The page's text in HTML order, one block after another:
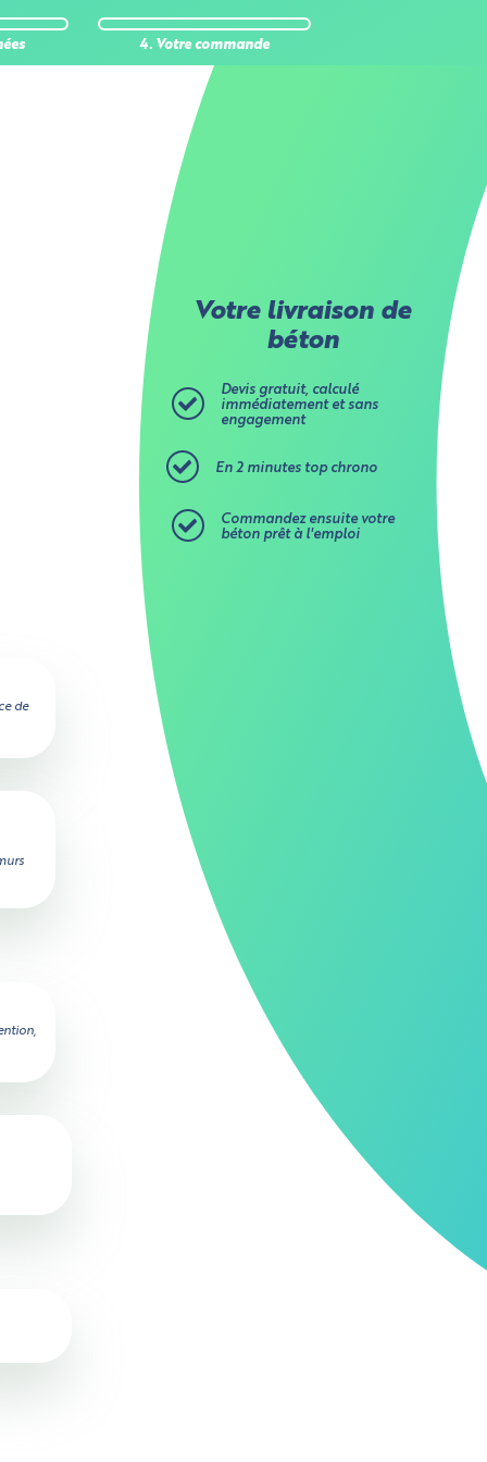
4. Votre commande
de
Votre livraison de
béton
Devis gratuit, calculé
immédiatement et sans
engagement
En 2 minutes top chrono
Commandez ensuite votre
béton prêt à l'emploi